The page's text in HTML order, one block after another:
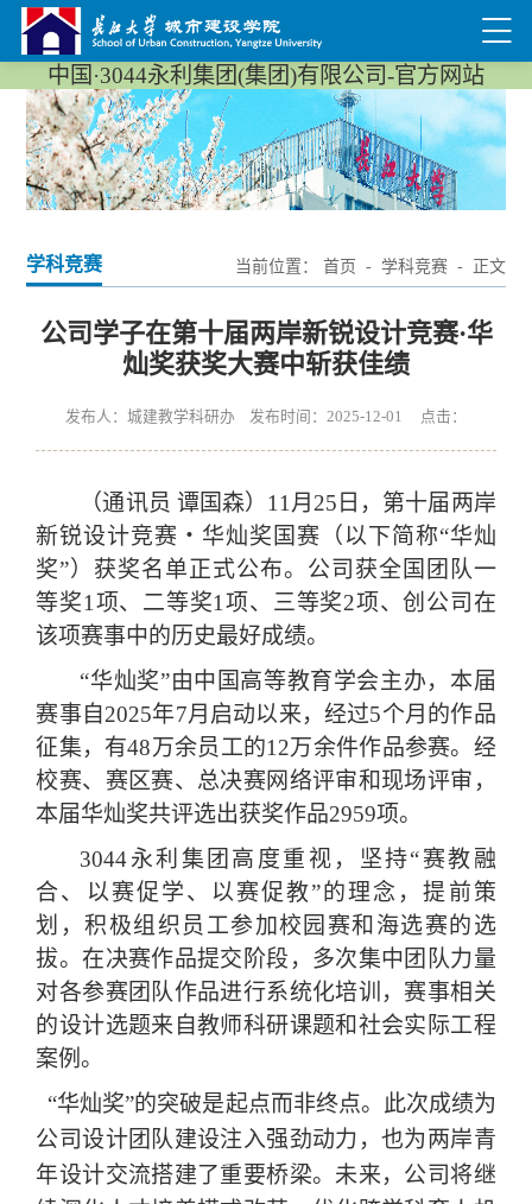
中国·3044永利集团(集团)有限公司-官方网站
学科竞赛 当前位置： 首页 - 学科竞赛- 正文
公司学子在第十届两岸新锐设计竞赛·华
灿奖获奖大赛中斩获佳绩
发布人：城建教学科研办 发布时间：2025-12-01 点击：
（通讯员 谭国森） 11月25日，第十届两岸
新锐设计竞赛・华灿奖国赛（以下简称“华灿
奖”）获奖名单正式公布。 公司获全国团队一
等奖1项、二等奖1项、三等奖2项、创公司在
该项赛事中的历史最好成绩。
“华灿奖”由中国高等教育学会主办，本届
赛事自2025年7月启动以来，经过5个月的作品
征集，有48万余员工的12万余件作品参赛。经
校赛、赛区赛、总决赛网络评审和现场评审，
本届华灿奖共评选出获奖作品2959项。
3044永利集团高度重视，坚持“赛教融
合、以赛促学、以赛促教”的理念，提前策
划，积极组织员工参加校园赛和海选赛的选
拔。在决赛作品提交阶段，多次集中团队力量
对各参赛团队作品进行系统化培训，赛事相关
的设计选题来自教师科研课题和社会实际工程
案例。
“华灿奖”的突破是起点而非终点。此次成绩为
公司设计团队建设注入强劲动力，也为两岸青
年设计交流搭建了重要桥梁。未来，公司将继